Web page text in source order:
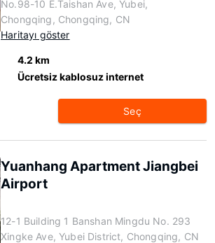
No.98-10 E.Taishan Ave, Yubei,
Chongqing, Chongqing, CN
Haritayı göster
4.2 km
Ücretsiz kablosuz internet
Seç
Yuanhang Apartment Jiangbei
Airport
12-1 Building 1 Banshan Mingdu No. 293
Xingke Ave, Yubei District, Chongqing, CN